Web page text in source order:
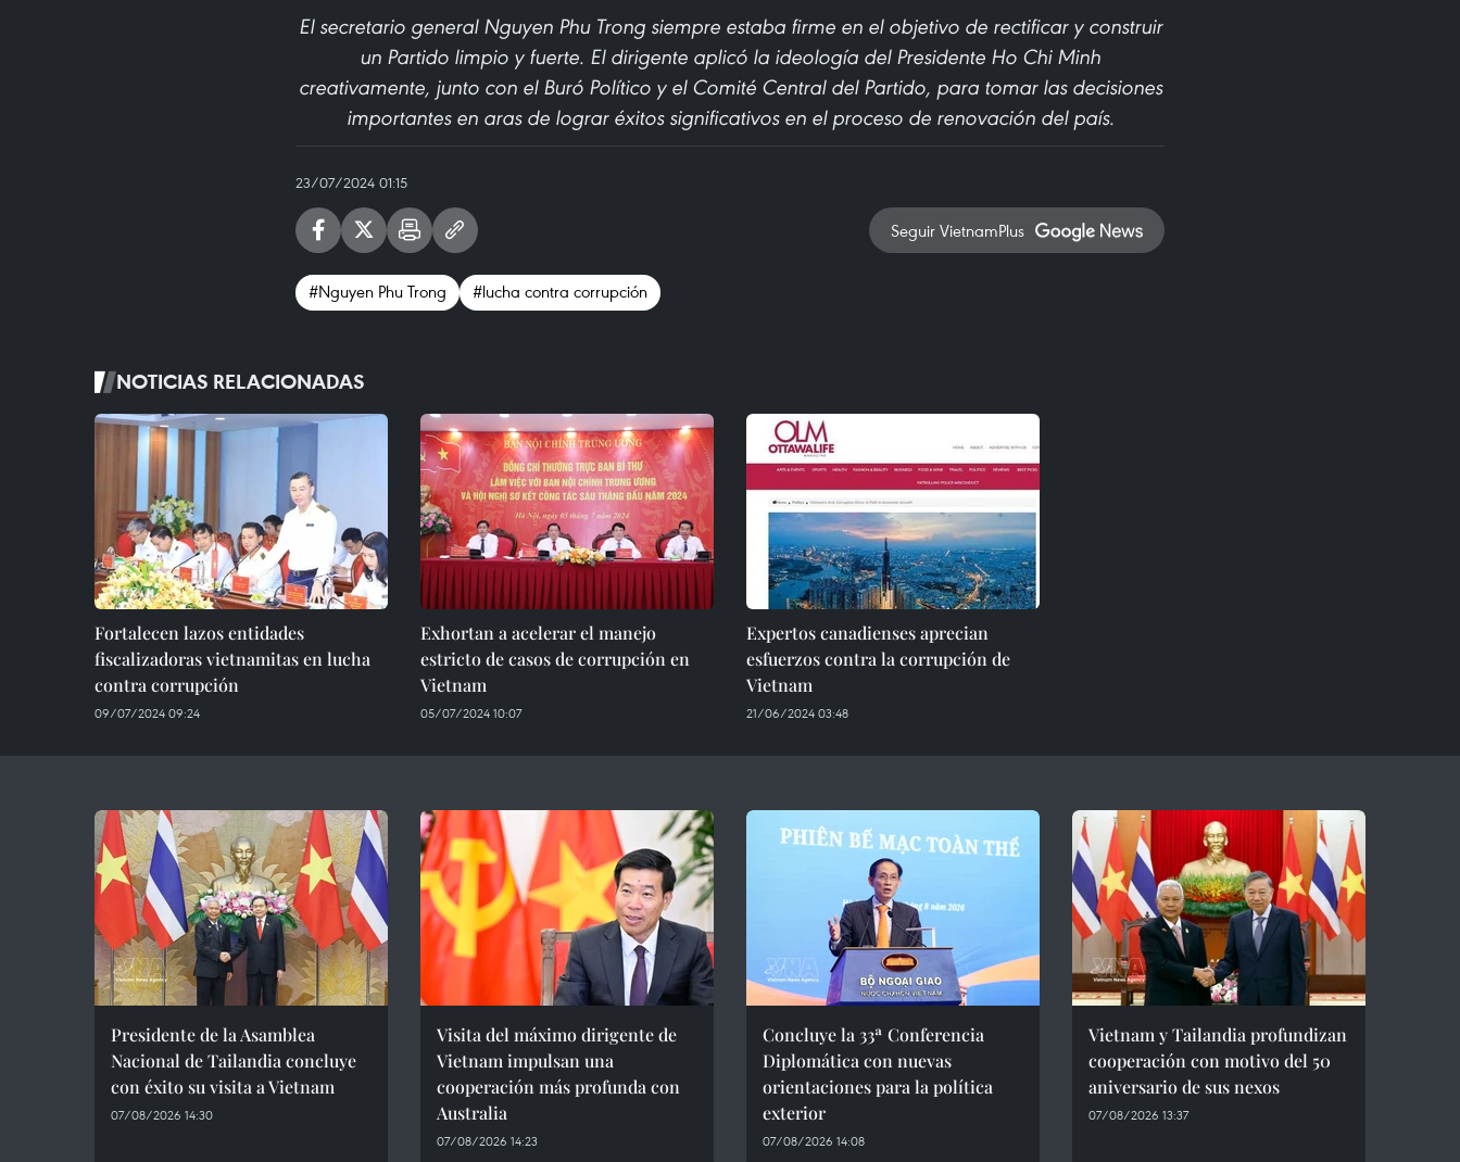
El secretario general Nguyen Phu Trong siempre estaba firme en el objetivo de rectificar y construir
un Partido limpio y fuerte. El dirigente aplicó la ideología del Presidente Ho Chi Minh
creativamente, junto con el Buró Político y el Comité Central del Partido, para tomar las decisiones
importantes en aras de lograr éxitos significativos en el proceso de renovación del país.
23/07/2024 01:15
Seguir VietnamPlus
#Nguyen Phu Trong #lucha contra corrupción
NOTICIAS RELACIONADAS
Fortalecen lazos entidades
fiscalizadoras vietnamitas en lucha
contra corrupción
09/07/2024 09:24
Exhortan a acelerar el manejo
estricto de casos de corrupción en
Vietnam
05/07/2024 10:07
Expertos canadienses aprecian
esfuerzos contra la corrupción de
Vietnam
21/06/2024 03:48
Presidente de la Asamblea
Nacional de Tailandia concluye
con éxito su visita a Vietnam
07/08/2026 14:30
Visita del máximo dirigente de
Vietnam impulsan una
cooperación más profunda con
Australia
07/08/2026 14:23
Concluye la 33ª Conferencia
Diplomática con nuevas
orientaciones para la política
exterior
07/08/2026 14:08
Vietnam y Tailandia profundizan
cooperación con motivo del 50
aniversario de sus nexos
07/08/2026 13:37